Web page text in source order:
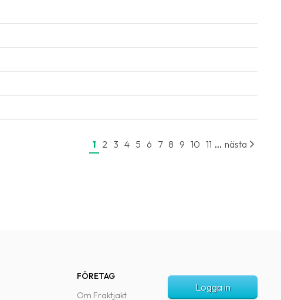
1 2 3 4 5 6 7 8 9 10 11 ... nästa
FÖRETAG
Om Fraktjakt
Logga in